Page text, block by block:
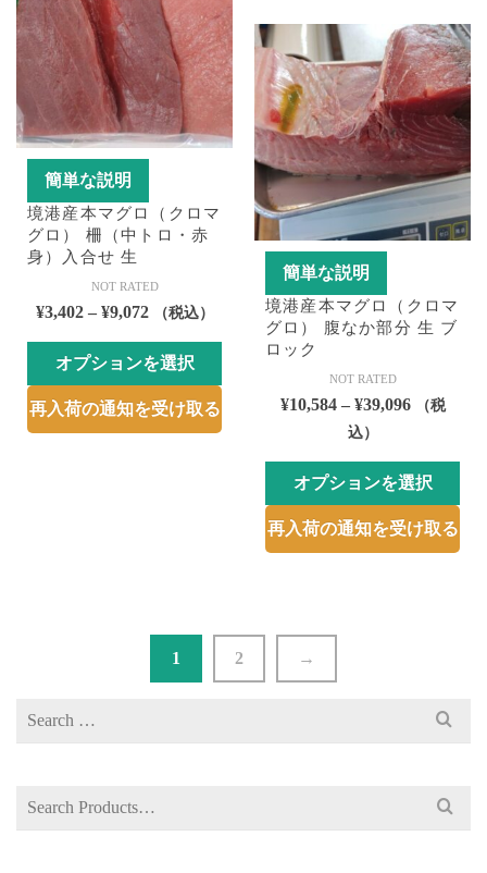
ペ
ー
ら
択
で
き
す
ョ
ン
は
商
品
ペ
ー
ジ
か
択
で
品
に
は
複
数
の
バ
リ
エ
ー
ョ
ン
が
す。
プ
シ
選
簡単な説明
境港産本マグロ（クロマ
グロ） 柵（中トロ・赤
身）入合せ 生
NOT RATED
¥3,402 – ¥9,072価
帯:
¥3,402
–
（税込）
オプションを選択
こ
の
ー
が
再入荷の通知を受け取る
簡単な説明
境港産本マグロ（クロマ
グロ） 腹なか部分 生 ブ
ロック
NOT RATED
¥10,584 – ¥39,096価
¥10,584
–
¥39,096
（税
込）
オプションを選択
こ
の
ー
再入荷の通知を受け取る
1 2 →
Search
Search